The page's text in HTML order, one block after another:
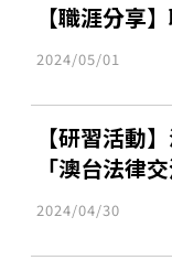
【職涯分享
2024/05/01
【研習活動
「澳台法律
2024/04/30